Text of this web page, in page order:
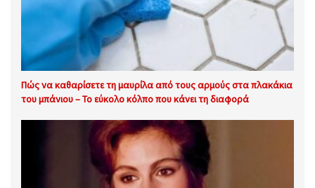
Πώς να καθαρίσετε τη μαυρίλα από τους αρμούς στα πλακάκια
του μπάνιου – Το εύκολο κόλπο που κάνει τη διαφορά